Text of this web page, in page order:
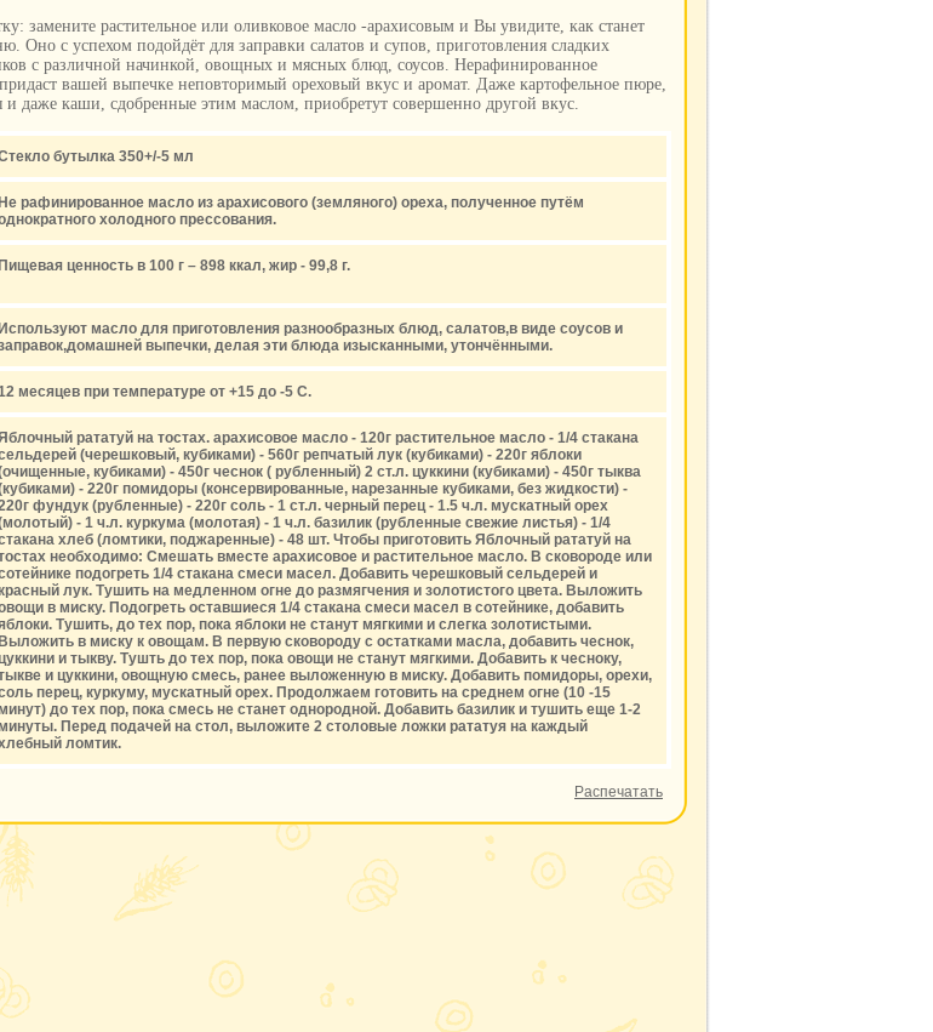
замените растительное или оливковое масло -арахисовым и Вы увидите, как станет
Оно с успехом подойдёт для заправки салатов и супов, приготовления сладких
с различной начинкой, овощных и мясных блюд, соусов. Нерафинированное
вашей выпечке неповторимый ореховый вкус и аромат. Даже картофельное пюре,
и даже каши, сдобренные этим маслом, приобретут совершенно другой вкус.
бутылка 350+/-5 мл
Не рафинированное масло из арахисового (земляного) ореха, полученное путём
холодного прессования.
Пищевая ценность в 100 г – 898 ккал, жир - 99,8 г.
Используют масло для приготовления разнообразных блюд, салатов,в виде соусов и
выпечки, делая эти блюда изысканными, утончёнными.
месяцев при температуре от +15 до -5 С.
рататуй на тостах. арахисовое масло - 120г растительное масло - 1/4 стакана
(черешковый, кубиками) - 560г репчатый лук (кубиками) - 220г яблоки
кубиками) - 450г чеснок ( рубленный) 2 ст.л. цуккини (кубиками) - 450г тыква
- 220г помидоры (консервированные, нарезанные кубиками, без жидкости) -
фундук (рубленные) - 220г соль - 1 ст.л. черный перец - 1.5 ч.л. мускатный орех
- 1 ч.л. куркума (молотая) - 1 ч.л. базилик (рубленные свежие листья) - 1/4
хлеб (ломтики, поджаренные) - 48 шт. Чтобы приготовить Яблочный рататуй на
необходимо: Смешать вместе арахисовое и растительное масло. В сковороде или
подогреть 1/4 стакана смеси масел. Добавить черешковый сельдерей и
лук. Тушить на медленном огне до размягчения и золотистого цвета. Выложить
в миску. Подогреть оставшиеся 1/4 стакана смеси масел в сотейнике, добавить
Тушить, до тех пор, пока яблоки не станут мягкими и слегка золотистыми.
Выложить в миску к овощам. В первую сковороду с остатками масла, добавить чеснок,
и тыкву. Тушть до тех пор, пока овощи не станут мягкими. Добавить к чесноку,
и цуккини, овощную смесь, ранее выложенную в миску. Добавить помидоры, орехи,
перец, куркуму, мускатный орех. Продолжаем готовить на среднем огне (10 -15
до тех пор, пока смесь не станет однородной. Добавить базилик и тушить еще 1-2
Перед подачей на стол, выложите 2 столовые ложки рататуя на каждый
ломтик.
Распечатать